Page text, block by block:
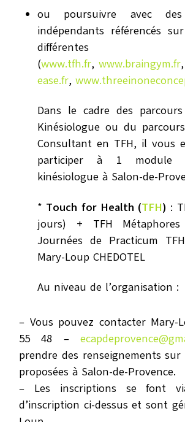
ou poursuivre avec des
indépendants référencés
différentes
(www.tfh.fr, www.braingym.fr,
ease.fr,
Dans le cadre des
Kinésiologue ou du
Consultant en TFH, il vous
participer à 1 module
kinésiologue à Salon-de-
* Touch for Health (TFH) :
jours) + TFH
Journées de Practicum
Mary-Loup CHEDOTEL
Au niveau de l’organisation :
– Vous pouvez contacter Mary-
55 48 –
prendre des renseignements
proposées à Salon-de-Provence.
– Les inscriptions se font
d’inscription ci-dessus et sont